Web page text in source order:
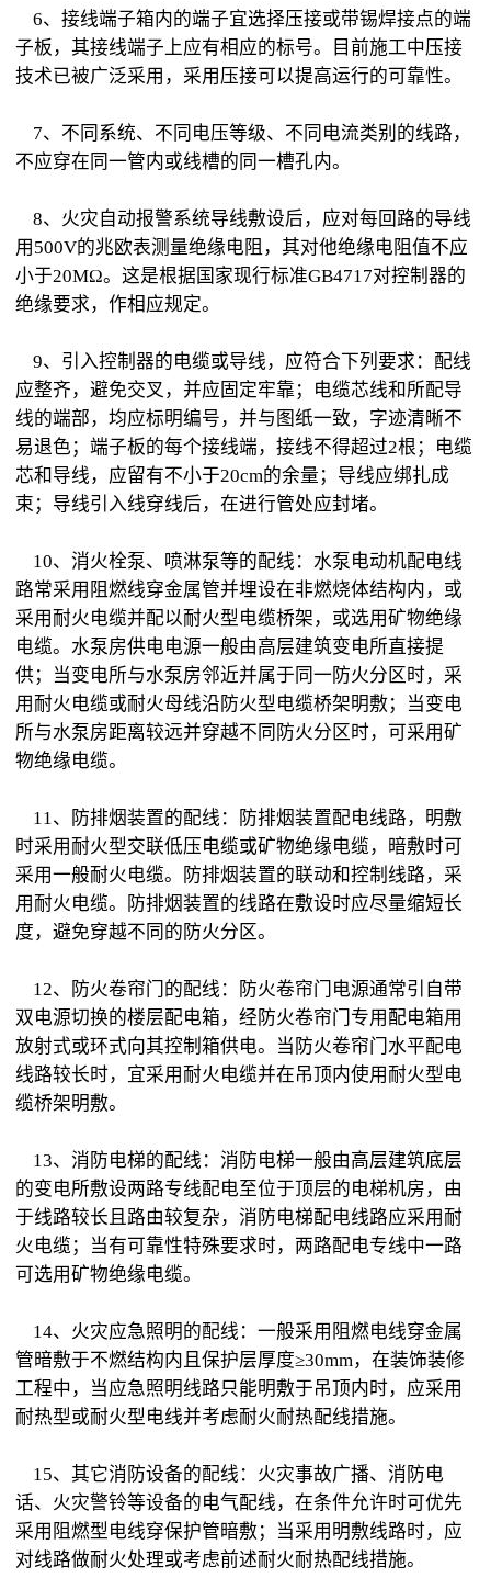
6、接线端子箱内的端子宜选择压接或带锡焊接点的端
子板，其接线端子上应有相应的标号。目前施工中压接
技术已被广泛采用，采用压接可以提高运行的可靠性。
7、不同系统、不同电压等级、不同电流类别的线路，
不应穿在同一管内或线槽的同一槽孔内。
8、火灾自动报警系统导线敷设后，应对每回路的导线
用500V的兆欧表测量绝缘电阻，其对他绝缘电阻值不应
小于20MΩ。这是根据国家现行标准GB4717对控制器的
绝缘要求，作相应规定。
9、引入控制器的电缆或导线，应符合下列要求：配线
应整齐，避免交叉，并应固定牢靠；电缆芯线和所配导
线的端部，均应标明编号，并与图纸一致，字迹清晰不
易退色；端子板的每个接线端，接线不得超过2根；电缆
芯和导线，应留有不小于20cm的余量；导线应绑扎成
束；导线引入线穿线后，在进行管处应封堵。
10、消火栓泵、喷淋泵等的配线：水泵电动机配电线
路常采用阻燃线穿金属管并埋设在非燃烧体结构内，或
采用耐火电缆并配以耐火型电缆桥架，或选用矿物绝缘
电缆。水泵房供电电源一般由高层建筑变电所直接提
供；当变电所与水泵房邻近并属于同一防火分区时，采
用耐火电缆或耐火母线沿防火型电缆桥架明敷；当变电
所与水泵房距离较远并穿越不同防火分区时，可采用矿
物绝缘电缆。
11、防排烟装置的配线：防排烟装置配电线路，明敷
时采用耐火型交联低压电缆或矿物绝缘电缆，暗敷时可
采用一般耐火电缆。防排烟装置的联动和控制线路，采
用耐火电缆。防排烟装置的线路在敷设时应尽量缩短长
度，避免穿越不同的防火分区。
12、防火卷帘门的配线：防火卷帘门电源通常引自带
双电源切换的楼层配电箱，经防火卷帘门专用配电箱用
放射式或环式向其控制箱供电。当防火卷帘门水平配电
线路较长时，宜采用耐火电缆并在吊顶内使用耐火型电
缆桥架明敷。
13、消防电梯的配线：消防电梯一般由高层建筑底层
的变电所敷设两路专线配电至位于顶层的电梯机房，由
于线路较长且路由较复杂，消防电梯配电线路应采用耐
火电缆；当有可靠性特殊要求时，两路配电专线中一路
可选用矿物绝缘电缆。
14、火灾应急照明的配线：一般采用阻燃电线穿金属
管暗敷于不燃结构内且保护层厚度≥30mm，在装饰装修
工程中，当应急照明线路只能明敷于吊顶内时，应采用
耐热型或耐火型电线并考虑耐火耐热配线措施。
15、其它消防设备的配线：火灾事故广播、消防电
话、火灾警铃等设备的电气配线，在条件允许时可优先
采用阻燃型电线穿保护管暗敷；当采用明敷线路时，应
对线路做耐火处理或考虑前述耐火耐热配线措施。